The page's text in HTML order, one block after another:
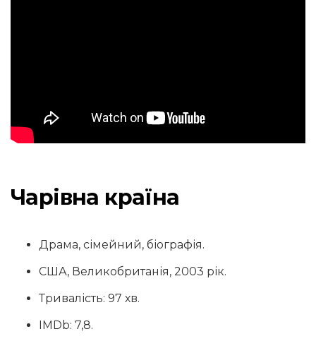
Чарівна країна
Драма, сімейний, біографія.
США, Великобританія, 2003 рік.
Тривалість: 97 хв.
IMDb: 7,8.